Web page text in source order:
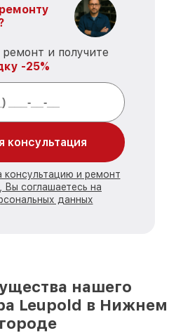
и получите
-25%
консультация
консультацию и ремонт
Вы соглашаетесь на
данных
нашего
Leupold в Нижнем